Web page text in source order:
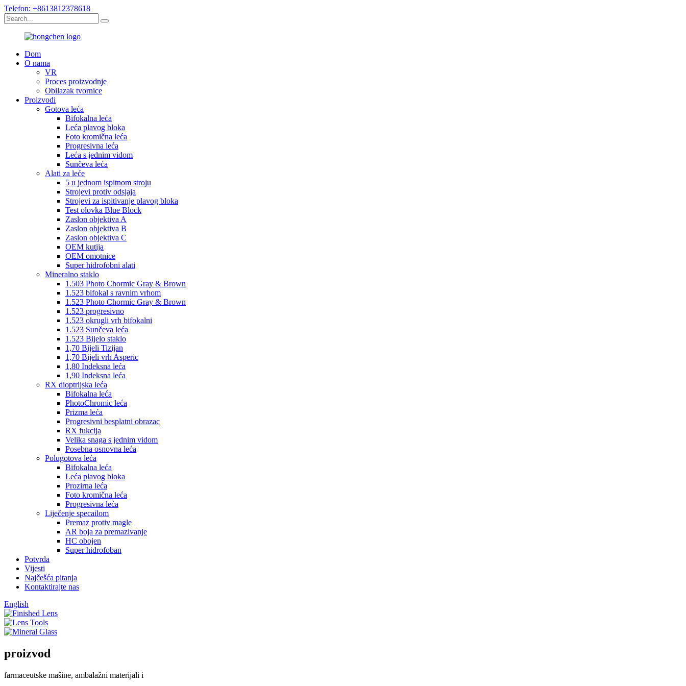
Telefon: +8613812378618
Dom
O nama
VR
Proces proizvodnje
Obilazak tvornice
Proizvodi
Gotova leća
Bifokalna leća
Leća plavog bloka
Foto kromična leća
Progresivna leća
Leća s jednim vidom
Sunčeva leća
Alati za leće
5 u jednom ispitnom stroju
Strojevi protiv odsjaja
Strojevi za ispitivanje plavog bloka
Test olovka Blue Block
Zaslon objektiva A
Zaslon objektiva B
Zaslon objektiva C
OEM kutija
OEM omotnice
Super hidrofobni alati
Mineralno staklo
1.503 Photo Chormic Gray & Brown
1.523 bifokal s ravnim vrhom
1.523 Photo Chormic Gray & Brown
1.523 progresivno
1.523 okrugli vrh bifokalni
1.523 Sunčeva leća
1.523 Bijelo staklo
1,70 Bijeli Tizijan
1,70 Bijeli vrh Asperic
1,80 Indeksna leća
1,90 Indeksna leća
RX dioptrijska leća
Bifokalna leća
PhotoChromic leća
Prizma leća
Progresivni besplatni obrazac
RX fukcija
Velika snaga s jednim vidom
Posebna osnovna leća
Polugotova leća
Bifokalna leća
Leća plavog bloka
Prozirna leća
Foto kromična leća
Progresivna leća
Liječenje specailom
Premaz protiv magle
AR boja za premazivanje
HC obojen
Super hidrofoban
Potvrda
Vijesti
Najčešća pitanja
Kontaktirajte nas
English
proizvod
farmaceutske mašine, ambalažni materijali i